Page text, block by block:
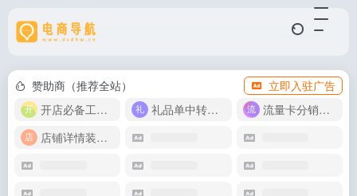
赞助商（推荐全站）
立即入驻广告
开店必备工具箱
礼品单中转同步单
流量卡分销代理
店铺详情装修模版